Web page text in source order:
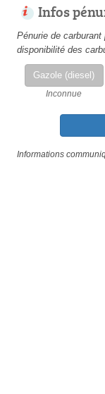
Infos
Pénurie de
disponibilité des
Gazole (diesel)
Inconnue
Informations